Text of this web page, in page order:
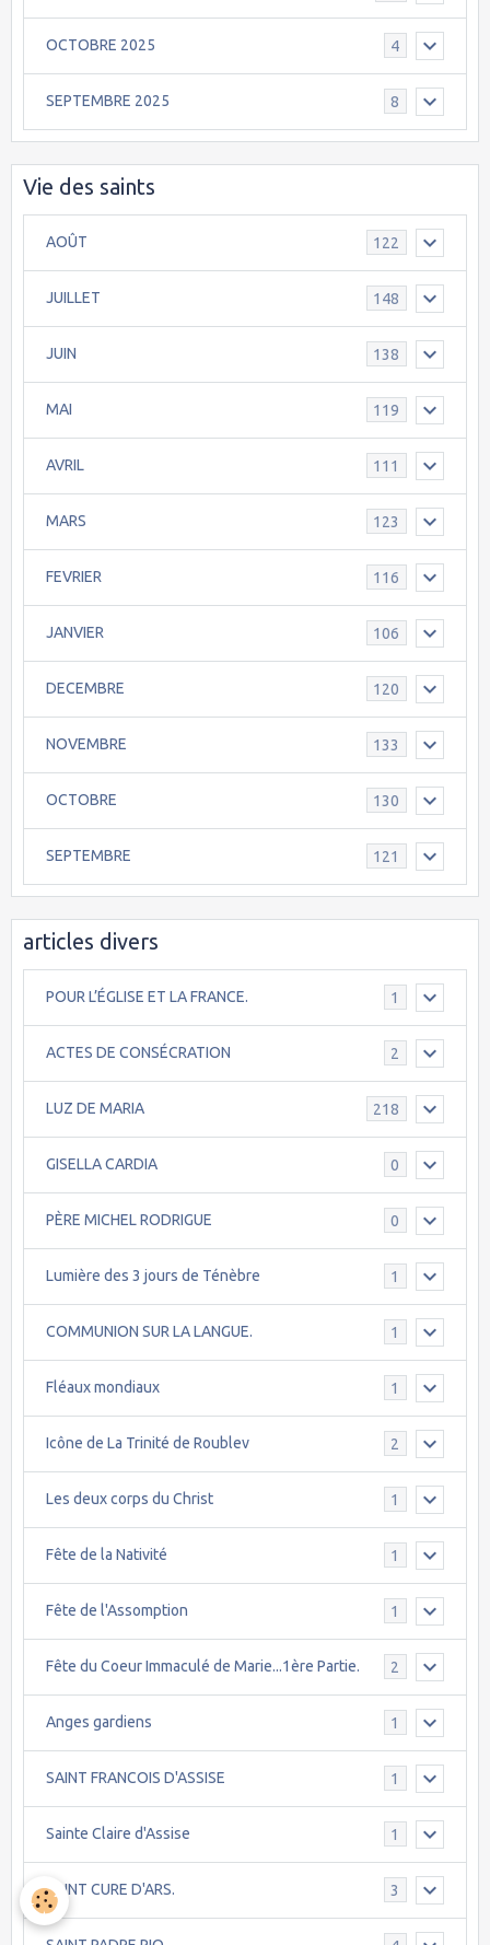
OCTOBRE 2025 4
SEPTEMBRE 2025 8
Vie des saints
AOÛT 122
JUILLET 148
JUIN 138
MAI 119
AVRIL 111
MARS 123
FEVRIER 116
JANVIER 106
DECEMBRE 120
NOVEMBRE 133
OCTOBRE 130
SEPTEMBRE 121
articles divers
POUR L’ÉGLISE ET LA FRANCE. 1
ACTES DE CONSÉCRATION 2
LUZ DE MARIA 218
GISELLA CARDIA 0
PÈRE MICHEL RODRIGUE 0
Lumière des 3 jours de Ténèbre 1
COMMUNION SUR LA LANGUE. 1
Fléaux mondiaux 1
Icône de La Trinité de Roublev 2
Les deux corps du Christ 1
Fête de la Nativité 1
Fête de l'Assomption 1
Fête du Coeur Immaculé de Marie...1ère Partie. 2
Anges gardiens 1
SAINT FRANCOIS D'ASSISE 1
Sainte Claire d'Assise 1
SAINT CURE D'ARS. 3